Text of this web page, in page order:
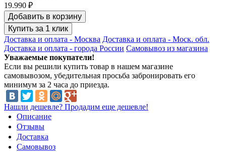
Письмо директору
19.990 ₽
Добавить в корзину
Купить за 1 клик
Доставка и оплата - Москва Доставка и оплата - Моск. обл.
Доставка и оплата - города России Самовывоз из магазина
Уважаемые покупатели!
Если вы решили купить товар в нашем магазине
самовывозом, убедительная просьба забронировать его
минимум за 2 часа до приезда.
Нашли дешевле? Продадим еще дешевле!
Описание
Отзывы
Доставка
Самовывоз